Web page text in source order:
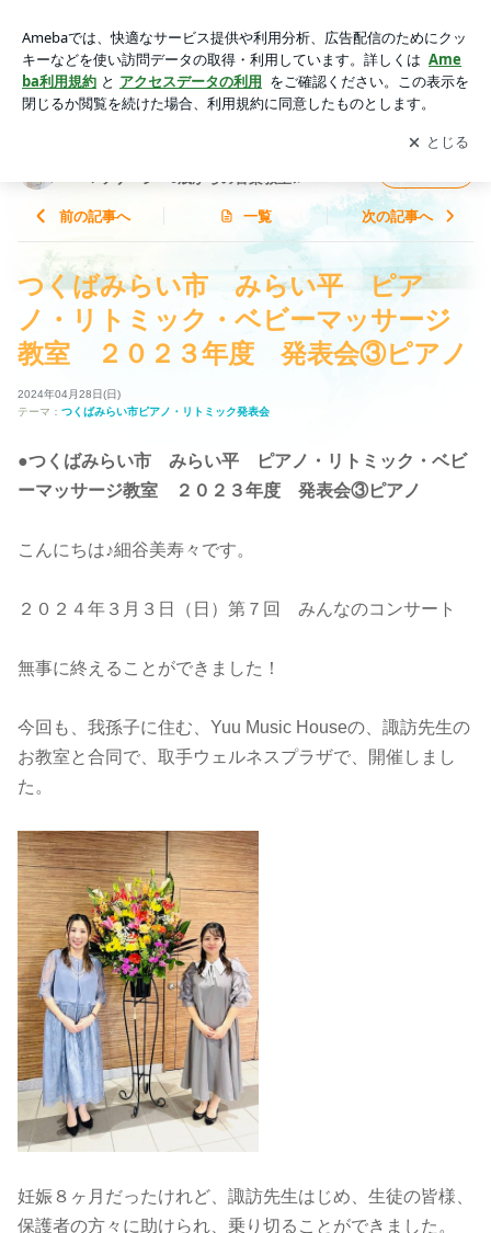
サージ教室 ２０２３年度 発表会③ピアノ | つくばみらい市
のピアノ・リトミック・ベビーマッサージ 0歳からの音楽教
室♫
アプリをダウンロードして ブログの更新通知
を受け取りまし
ょう。
開く
ーマッサージ 0歳からの音楽教室♫
前の記事へ 一覧 次の記事へ
つくばみらい市 みらい平 ピア
ノ・リトミック・ベビーマッサージ
教室 ２０２３年度 発表会③ピアノ
2024年04月28日(日)
テーマ： つくばみらい市ピアノ・リトミック発表会
●つくばみらい市 みらい平 ピアノ・リトミック・ベビ
ーマッサージ教室 ２０２３年度 発表会③ピアノ
こんにちは♪細谷美寿々です。
２０２４年３月３日（日）第７回 みんなのコンサート
無事に終えることができました！
今回も、我孫子に住む、Yuu Music Houseの、諏訪先生の
お教室と合同で、取手ウェルネスプラザで、開催しまし
た。
妊娠８ヶ月だったけれど、諏訪先生はじめ、生徒の皆様、
保護者の方々に助けられ、乗り切ることができました。